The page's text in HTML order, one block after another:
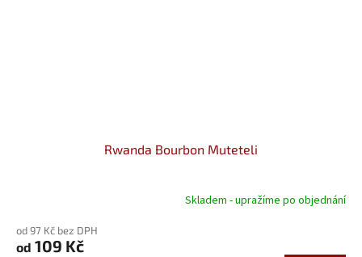
Rwanda Bourbon Muteteli
Skladem - upražíme po objednání
od 97 Kč bez DPH
od 109 Kč